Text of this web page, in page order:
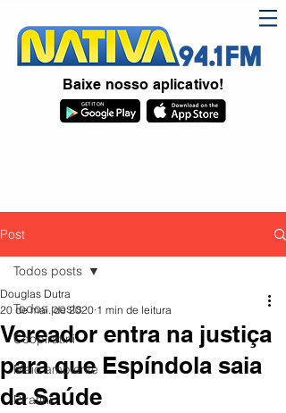
Baixe nosso aplicativo!
Post
Todos posts
Coopiratini
Meio ambiente
Piratini
Todos posts
Vereador entra na justiça
para que Espíndola saia
da Saúde
Douglas Dutra
20 de mai. de 2020 1 min de leitura